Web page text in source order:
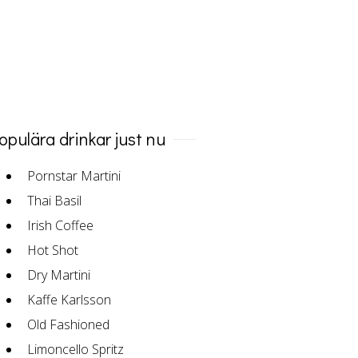
drinkar just nu
Pornstar Martini
Thai Basil
Irish Coffee
Hot Shot
Dry Martini
Kaffe Karlsson
Old Fashioned
Limoncello Spritz